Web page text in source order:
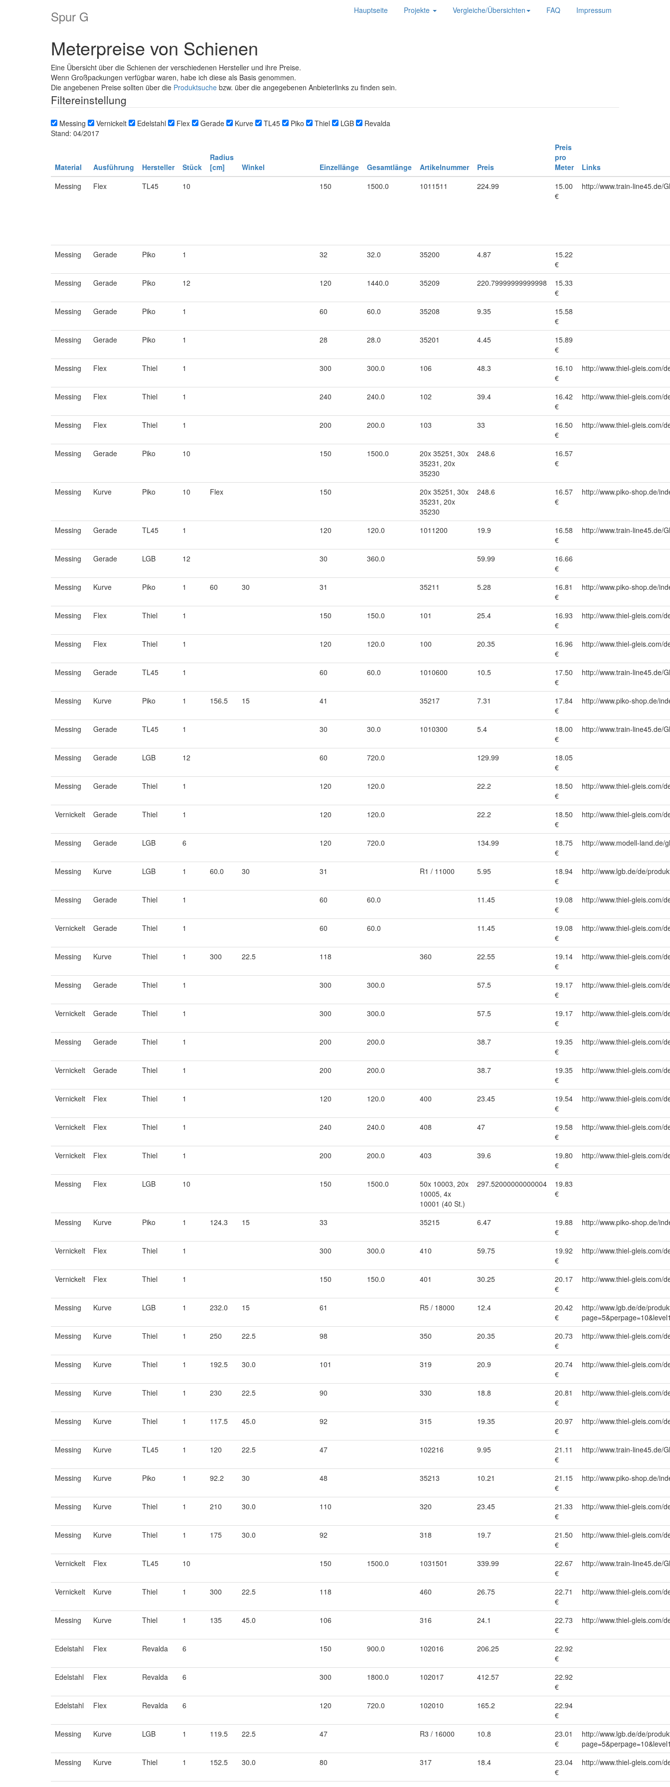
Hauptseite Projekte Vergleiche/Übersichten FAQ Impressum
Spur G
Meterpreise von Schienen
Eine Übersicht über die Schienen der verschiedenen Hersteller und ihre Preise.
Wenn Großpackungen verfügbar waren, habe ich diese als Basis genommen.
Die angebenen Preise sollten über die Produktsuche bzw. über die angegebenen Anbieterlinks zu finden sein.
Filtereinstellung
Messing Vernickelt Edelstahl Flex Gerade Kurve TL45 Piko Thiel LGB
Revalda
Stand: 04/2017
Material Ausführung Hersteller Stück
Radius
[cm]
Winkel Einzellänge Gesamtlänge Artikelnummer Preis
Preis
pro
Meter
Links
Messing
Flex TL45 10 150 1500.0 1011511 224.99
15.00
€
http://www.train-line45.de/
Messing Gerade Piko 1 32 32.0 35200 4.87
15.22
€
Messing
Gerade Piko 12 120 1440.0 35209 220.79999999999998
15.33
€
Messing
Gerade Piko 1 60 60.0 35208 9.35
15.58
€
Messing
Gerade Piko 1 28 28.0 35201 4.45
15.89
€
Messing
Flex Thiel 1 300 300.0 106 48.3
16.10
€
http://www.thiel-gleis.com/
Messing Flex Thiel 1 240 240.0 102 39.4
16.42
€
http://www.thiel-gleis.com/
Messing Flex Thiel 1 200 200.0 103 33
16.50
€
http://www.thiel-gleis.com/
Messing Gerade Piko 10 150 1500.0
20x 35251, 30x
35231, 20x
35230
248.6
16.57
€
Messing Kurve Piko 10 Flex 150
20x 35251, 30x
35231, 20x
35230
248.6
16.57
€
http://www.piko-shop.de/
Messing Gerade TL45 1 120 120.0 1011200 19.9
16.58
€
http://www.train-line45.de/
Messing Gerade LGB 12 30 360.0 59.99
16.66
€
Messing
Kurve Piko 1 60 30 31 35211 5.28
16.81
€
http://www.piko-shop.de/
Messing Flex Thiel 1 150 150.0 101 25.4
16.93
€
http://www.thiel-gleis.com/
Messing Flex Thiel 1 120 120.0 100 20.35
16.96
€
http://www.thiel-gleis.com/
Messing Gerade TL45 1 60 60.0 1010600 10.5
17.50
€
http://www.train-line45.de/
Messing Kurve Piko 1 156.5 15 41 35217 7.31
17.84
€
http://www.piko-shop.de/
Messing Gerade TL45 1 30 30.0 1010300 5.4
18.00
€
http://www.train-line45.de/
Messing Gerade LGB 12 60 720.0 129.99
18.05
€
Messing
Gerade Thiel 1 120 120.0 22.2
18.50
€
http://www.thiel-gleis.com/
Vernickelt Gerade Thiel 1 120 120.0 22.2
18.50
€
http://www.thiel-gleis.com/
Messing Gerade LGB 6 120 720.0 134.99
18.75
€
http://www.modell-land.de/
Messing Kurve LGB 1 60.0 30 31 R1 / 11000 5.95
18.94
€
http://www.lgb.de/de/
Messing Gerade Thiel 1 60 60.0 11.45
19.08
€
http://www.thiel-gleis.com/
Vernickelt Gerade Thiel 1 60 60.0 11.45
19.08
€
http://www.thiel-gleis.com/
Messing Kurve Thiel 1 300 22.5 118 360 22.55
19.14
€
http://www.thiel-gleis.com/
Messing Gerade Thiel 1 300 300.0 57.5
19.17
€
http://www.thiel-gleis.com/
Vernickelt Gerade Thiel 1 300 300.0 57.5
19.17
€
http://www.thiel-gleis.com/
Messing Gerade Thiel 1 200 200.0 38.7
19.35
€
http://www.thiel-gleis.com/
Vernickelt Gerade Thiel 1 200 200.0 38.7
19.35
€
http://www.thiel-gleis.com/
Vernickelt Flex Thiel 1 120 120.0 400 23.45
19.54
€
http://www.thiel-gleis.com/
Vernickelt Flex Thiel 1 240 240.0 408 47
19.58
€
http://www.thiel-gleis.com/
Vernickelt Flex Thiel 1 200 200.0 403 39.6
19.80
€
http://www.thiel-gleis.com/
Messing Flex LGB 10 150 1500.0
50x 10003, 20x
10005, 4x
10001 (40 St.)
297.52000000000004
19.83
€
Messing Kurve Piko 1 124.3 15 33 35215 6.47
19.88
€
http://www.piko-shop.de/
Vernickelt Flex Thiel 1 300 300.0 410 59.75
19.92
€
http://www.thiel-gleis.com/
Vernickelt Flex Thiel 1 150 150.0 401 30.25
20.17
€
http://www.thiel-gleis.com/
Messing Kurve LGB 1 232.0 15 61 R5 / 18000 12.4
20.42
€
http://www.lgb.de/de/
Messing
Kurve Thiel 1 250 22.5 98 350 20.35
20.73
€
http://www.thiel-gleis.com/
Messing Kurve Thiel 1 192.5 30.0 101 319 20.9
20.74
€
http://www.thiel-gleis.com/
Messing Kurve Thiel 1 230 22.5 90 330 18.8
20.81
€
http://www.thiel-gleis.com/
Messing Kurve Thiel 1 117.5 45.0 92 315 19.35
20.97
€
http://www.thiel-gleis.com/
Messing Kurve TL45 1 120 22.5 47 102216 9.95
21.11
€
http://www.train-line45.de/
Messing Kurve Piko 1 92.2 30 48 35213 10.21
21.15
€
http://www.piko-shop.de/
Messing Kurve Thiel 1 210 30.0 110 320 23.45
21.33
€
http://www.thiel-gleis.com/
Messing Kurve Thiel 1 175 30.0 92 318 19.7
21.50
€
http://www.thiel-gleis.com/
Vernickelt Flex TL45 10 150 1500.0 1031501 339.99
22.67
€
http://www.train-line45.de/
Vernickelt Kurve Thiel 1 300 22.5 118 460 26.75
22.71
€
http://www.thiel-gleis.com/
Messing Kurve Thiel 1 135 45.0 106 316 24.1
22.73
€
http://www.thiel-gleis.com/
Edelstahl Flex Revalda 6 150 900.0 102016 206.25
22.92
€
Edelstahl
Flex Revalda 6 300 1800.0 102017 412.57
22.92
€
Edelstahl
Flex Revalda 6 120 720.0 102010 165.2
22.94
€
Messing
Kurve LGB 1 119.5 22.5 47 R3 / 16000 10.8
23.01
€
http://www.lgb.de/de/
Messing
Kurve Thiel 1 152.5 30.0 80 317 18.4
23.04
€
http://www.thiel-gleis.com/